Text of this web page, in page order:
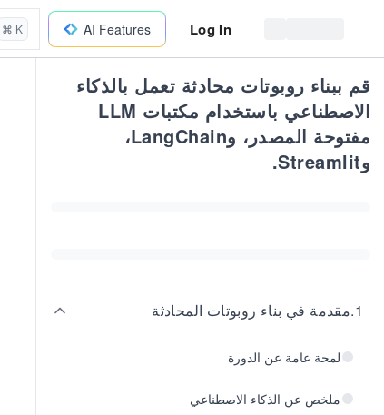
⌘ K AI Features Log In
قم ببناء روبوتات محادثة تعمل بالذكاء
الاصطناعي باستخدام مكتبات LLM
مفتوحة المصدر، وLangChain،
وStreamlit.
1
.مقدمة في بناء روبوتات المحادثة
لمحة عامة عن الدورة
ملخص عن الذكاء الاصطناعي